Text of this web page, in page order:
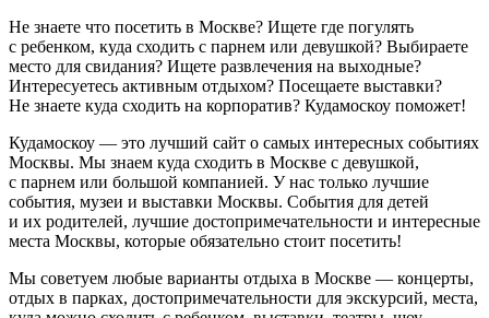
Не знаете что посетить в Москве? Ищете где погулять
с ребенком, куда сходить с парнем или девушкой? Выбираете
место для свидания? Ищете развлечения на выходные?
Интересуетесь активным отдыхом? Посещаете выставки?
Не знаете куда сходить на корпоратив? Кудамоскоу поможет!
Кудамоскоу — это лучший сайт о самых интересных событиях
Москвы. Мы знаем куда сходить в Москве с девушкой,
с парнем или большой компанией. У нас только лучшие
события, музеи и выставки Москвы. События для детей
и их родителей, лучшие достопримечательности и интересные
места Москвы, которые обязательно стоит посетить!
Мы советуем любые варианты отдыха в Москве — концерты,
отдых в парках, достопримечательности для экскурсий, места,